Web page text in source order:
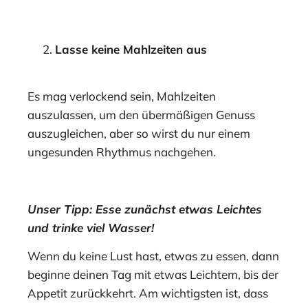
Lasse keine Mahlzeiten aus
Es mag verlockend sein, Mahlzeiten
auszulassen, um den übermäßigen Genuss
auszugleichen, aber so wirst du nur einem
ungesunden Rhythmus nachgehen.
Unser Tipp: Esse zunächst etwas Leichtes
und trinke viel Wasser!
Wenn du keine Lust hast, etwas zu essen, dann
beginne deinen Tag mit etwas Leichtem, bis der
Appetit zurückkehrt. Am wichtigsten ist, dass